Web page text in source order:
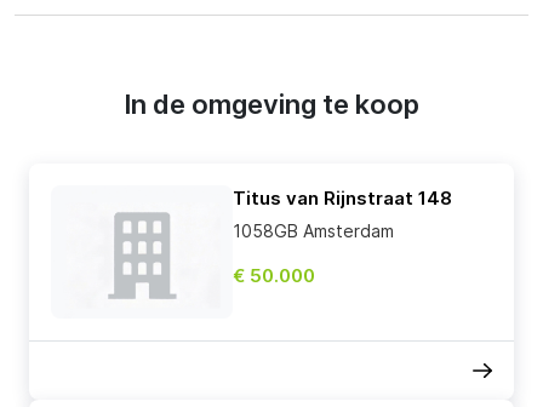
In de omgeving te koop
Titus van Rijnstraat 148
1058GB Amsterdam
€ 50.000